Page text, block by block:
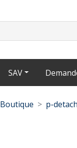
SAV
Boutique p-